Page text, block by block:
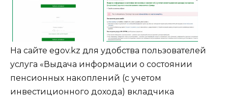
На сайте egov.kz для удобства пользователей
услуга «Выдача информации о состоянии
пенсионных накоплений (с учетом
инвестиционного дохода) вкладчика